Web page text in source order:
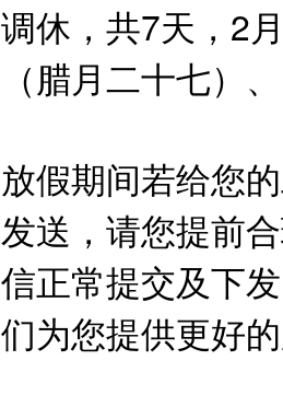
调休，共7天，2
（腊月二十七）
放假期间若给您
发送，请您提前
信正常提交及下
们为您提供更好